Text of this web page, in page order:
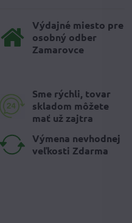
Výdajné miesto pre
osobný odber
Zamarovce
Sme rýchli, tovar
skladom môžete
mať už zajtra
Výmena nevhodnej
veľkosti Zdarma